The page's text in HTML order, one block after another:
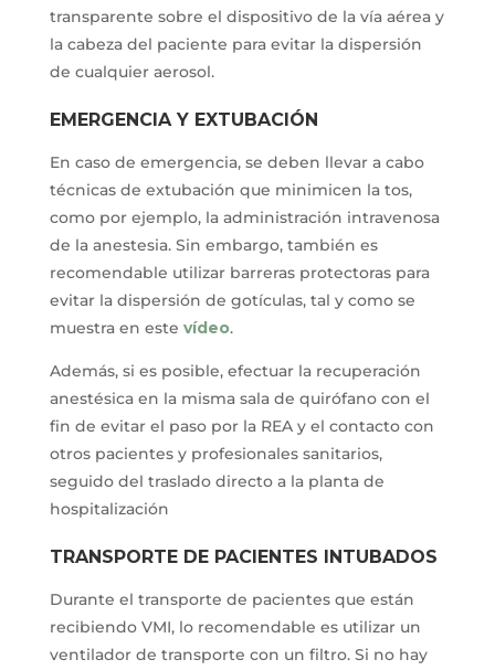
transparente sobre el dispositivo de la vía aérea y
la cabeza del paciente para evitar la dispersión
de cualquier aerosol.
EMERGENCIA Y EXTUBACIÓN
En caso de emergencia, se deben llevar a cabo
técnicas de extubación que minimicen la tos,
como por ejemplo, la administración intravenosa
de la anestesia. Sin embargo, también es
recomendable utilizar barreras protectoras para
evitar la dispersión de gotículas, tal y como se
muestra en este vídeo.
Además, si es posible, efectuar la recuperación
anestésica en la misma sala de quirófano con el
fin de evitar el paso por la REA y el contacto con
otros pacientes y profesionales sanitarios,
seguido del traslado directo a la planta de
hospitalización
TRANSPORTE DE PACIENTES INTUBADOS
Durante el transporte de pacientes que están
recibiendo VMI, lo recomendable es utilizar un
ventilador de transporte con un filtro. Si no hay